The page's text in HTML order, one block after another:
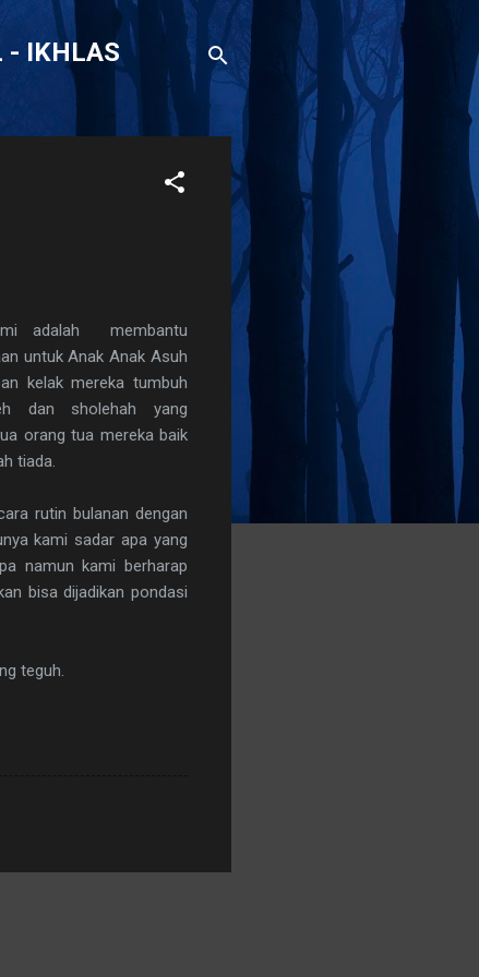
- IKHLAS
adalah membantu
untuk Anak Anak Asuh
kelak mereka tumbuh
dan sholehah yang
orang tua mereka baik
tiada.
rutin bulanan dengan
kami sadar apa yang
namun kami berharap
bisa dijadikan pondasi
teguh.